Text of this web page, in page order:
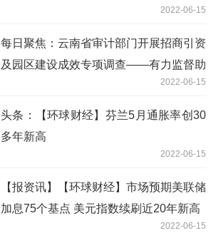
2022-06-15
每日聚焦：云南省审计部门开展招商引资
及园区建设成效专项调查——有力监督助
2022-06-15
头条：【环球财经】芬兰5月通胀率创30
多年新高
2022-06-15
【报资讯】【环球财经】市场预期美联储
加息75个基点 美元指数续刷近20年新高
2022-06-15